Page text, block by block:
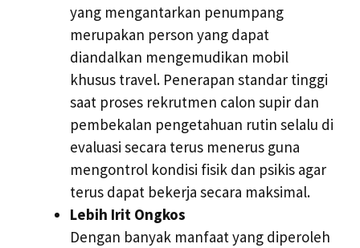
yang mengantarkan penumpang
merupakan person yang dapat
diandalkan mengemudikan mobil
khusus travel. Penerapan standar tinggi
saat proses rekrutmen calon supir dan
pembekalan pengetahuan rutin selalu di
evaluasi secara terus menerus guna
mengontrol kondisi fisik dan psikis agar
terus dapat bekerja secara maksimal.
Lebih Irit Ongkos
Dengan banyak manfaat yang diperoleh